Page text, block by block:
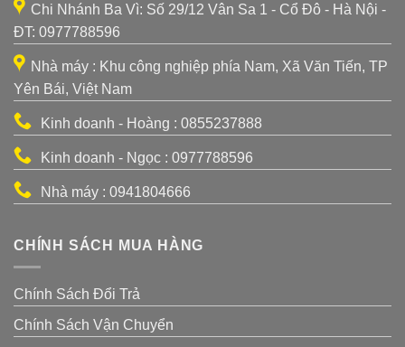
Chi Nhánh Ba Vì: Số 29/12 Vân Sa 1 - Cổ Đô - Hà Nội -
ĐT: 0977788596
Nhà máy : Khu công nghiệp phía Nam, Xã Văn Tiến, TP
Yên Bái, Việt Nam
Kinh doanh - Hoàng : 0855237888
Kinh doanh - Ngọc : 0977788596
Nhà máy : 0941804666
CHÍNH SÁCH MUA HÀNG
Chính Sách Đổi Trả
Chính Sách Vận Chuyển